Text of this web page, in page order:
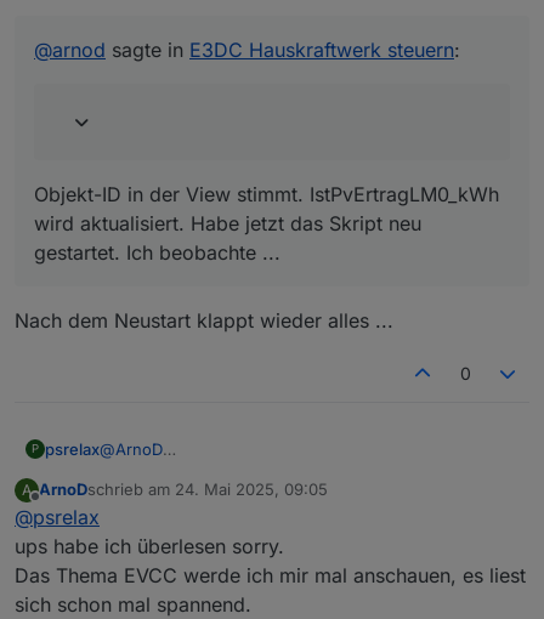
JSON Chart klickst sollte dort die Objekt ID
Diagramm noch aktualisiert werden, dann müssen
die Einstellungen auch stimmen.
Hast du das Skript einmal neu gestartet?
0_userdata.0.Charge_Control.Allgemein.Is
tPvErtragLM0_kWh
aktualisiert. Habe jetzt das Skript neu gestartet. Ich
beobachte ...
@arnod sagte in E3DC Hauskraftwerk steuern:
Objekt-ID in der View stimmt. IstPvErtragLM0_kWh
wird aktualisiert. Habe jetzt das Skript neu
gestartet. Ich beobachte ...
Nach dem Neustart klappt wieder alles ...
0
P psrelax@ArnoD
17. Mai 2025, 23:32 gesehen hast :-)
A
Offline
ArnoDschrieb am 24. Mai 2025, 09:05
zuletzt editiert von
@psrelax
ups habe ich überlesen sorry.
Das Thema EVCC werde ich mir mal anschauen, es liest
sich schon mal spannend.